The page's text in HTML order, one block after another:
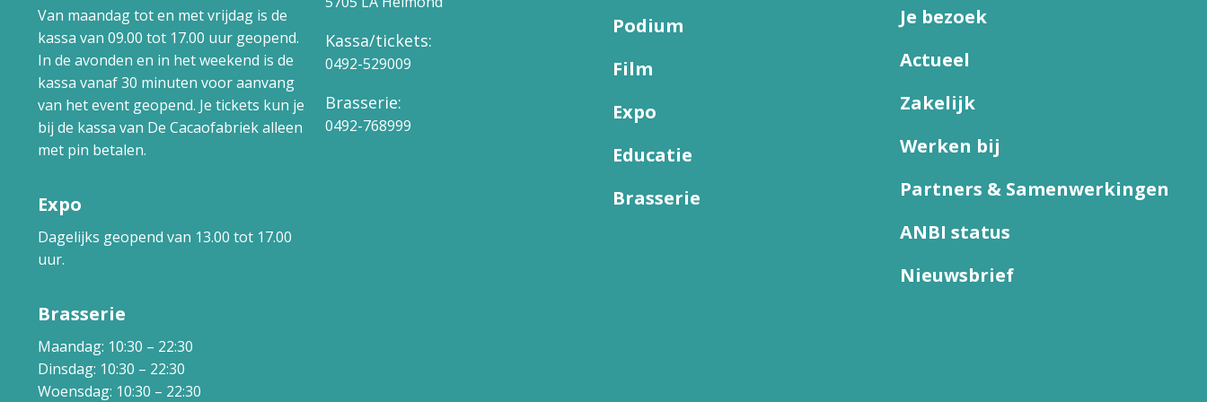
Van maandag tot en met vrijdag is de
kassa van 09.00 tot 17.00 uur geopend.
In de avonden en in het weekend is de
kassa vanaf 30 minuten voor aanvang
van het event geopend. Je tickets kun je
bij de kassa van De Cacaofabriek alleen
met pin betalen.
Expo
Dagelijks geopend van 13.00 tot 17.00
uur.
Brasserie
Maandag: 10:30 – 22:30
Dinsdag: 10:30 – 22:30
Woensdag: 10:30 – 22:30
Kassa/tickets:
0492-529009
Brasserie:
0492-768999
Podium
Film
Expo
Educatie
Brasserie
Je bezoek
Actueel
Zakelijk
Werken bij
Partners & Samenwerkingen
ANBI status
Nieuwsbrief